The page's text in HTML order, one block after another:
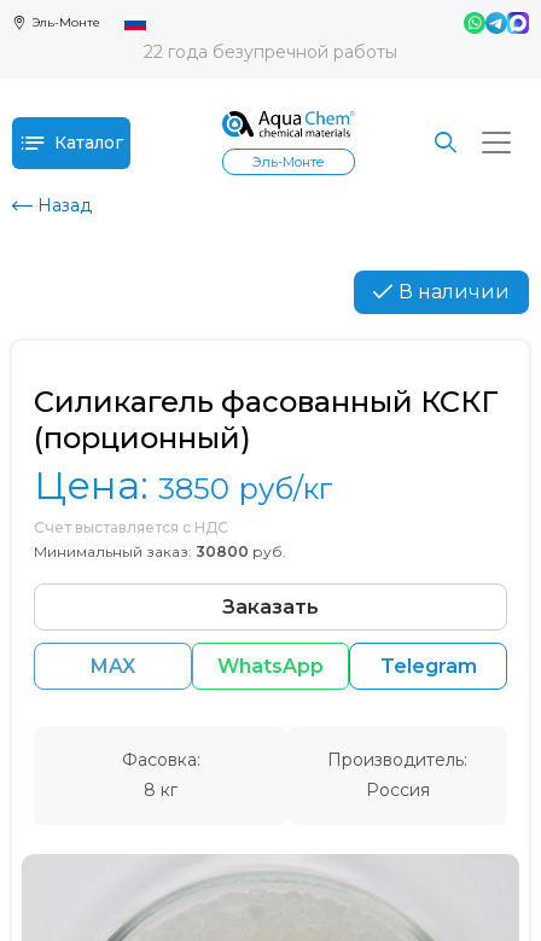
Эль-Монте
22 года безупречной работы
Каталог
Эль-Монте
Назад
В наличии
Силикагель фасованный КСКГ
(порционный)
Цена: 3850 руб/кг
Счет выставляется с НДС
Минимальный заказ: 30800 руб.
Заказать
MAX WhatsApp Telegram
Фасовка:
8 кг
Производитель:
Россия